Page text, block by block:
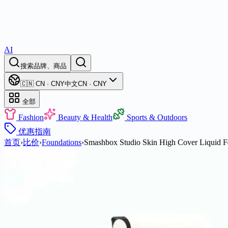
AI
搜索品牌、商品
🇨🇳 CN · CNY中文CN · CNY
全部
Fashion Beauty & Health
Sports & Outdoors
优惠指南
首页›比价›Foundations›Smashbox Studio Skin High Cover Liquid